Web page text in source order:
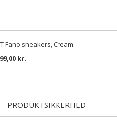
Fano sneakers, Cream
kr.
PRODUKTSIKKERHED